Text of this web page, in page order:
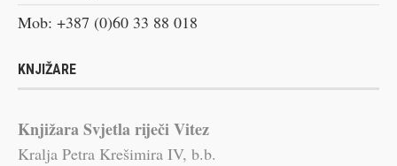
Mob: +387 (0)60 33 88 018
KNJIŽARE
Knjižara Svjetla riječi Vitez
Kralja Petra Krešimira IV, b.b.